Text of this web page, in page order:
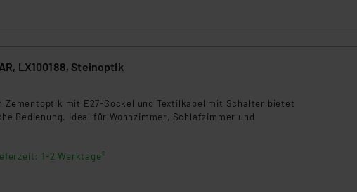
der mit der Datenübermittlung, insbesondere der Art der
LX100188, Steinoptik
Zementoptik mit E27-Sockel und Textilkabel mit Schalter bietet
Bedienung. Ideal für Wohnzimmer, Schlafzimmer und
1-2 Werktage²